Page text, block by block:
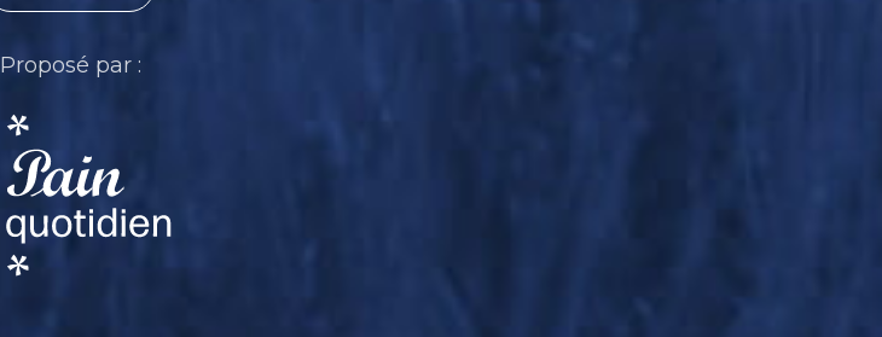
Proposé par :